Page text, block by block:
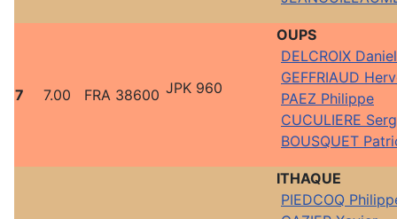
7 7.00 FRA 38600 JPK 960
OUPS
DELCROIX Daniel
GEFFRIAUD
PAEZ Philippe
CUCULIERE
BOUSQUET
ITHAQUE
PIEDCOQ